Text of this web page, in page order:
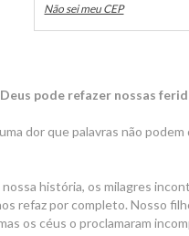
Não sei meu CEP
pode refazer nossas
dor que palavras não
história, os milagres
refaz por completo. Nosso
os céus o proclamaram